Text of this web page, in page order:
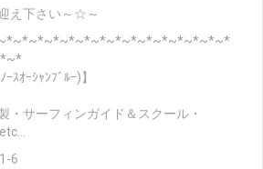
え下さい～☆～
ｽｵｰｼｬﾝﾌﾞﾙｰ)】
・サーフィンガイド＆スクール・
6